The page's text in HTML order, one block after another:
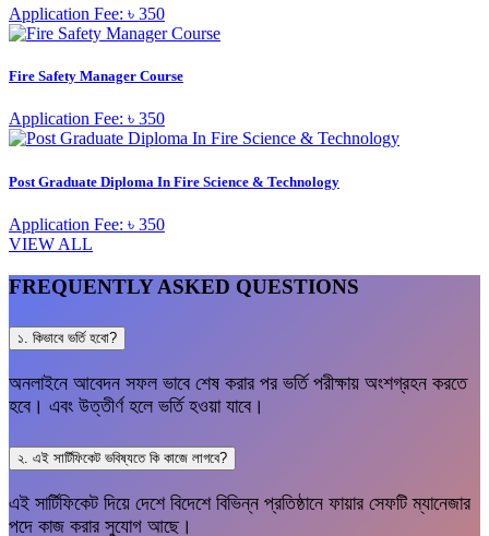
Application Fee: ৳ 350
Fire Safety Manager Course
Application Fee: ৳ 350
Post Graduate Diploma In Fire Science & Technology
Application Fee: ৳ 350
VIEW ALL
FREQUENTLY ASKED QUESTIONS
১. কিভাবে ভর্তি হবো?
অনলাইনে আবেদন সফল ভাবে শেষ করার পর ভর্তি পরীক্ষায় অংশগ্রহন করতে
হবে। এবং উত্তীর্ণ হলে ভর্তি হওয়া যাবে।
২. এই সার্টিফিকেট ভবিষ্যতে কি কাজে লাগবে?
এই সার্টিফিকেট দিয়ে দেশে বিদেশে বিভিন্ন প্রতিষ্ঠানে ফায়ার সেফটি ম্যানেজার
পদে কাজ করার সুযোগ আছে।